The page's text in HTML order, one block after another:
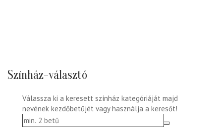
Színház-választó
Válassza ki a keresett színház kategóriáját majd
nevének kezdőbetűjét vagy használja a keresőt!